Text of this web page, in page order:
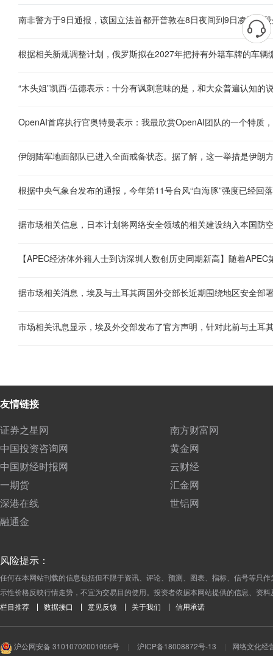
南非警方于9日通报，该国立法首都开普敦在8日夜间到9日凌晨时
市场相关讯息显示，埃及外交部发布了官方声明，针对此前与土耳
友情链接
证券之星网
南方财富网
中国投资咨询网
黄金网
中国财经时报网
云财经
一期货
汇金网
深港在线
世铝网
融通金
风险提示：
任何在本网站刊载的信息包括但不限于资讯、评论、预测、图表、指标、信号等只
示性价格反映行情走势，不宜为交易目的使用。投资者依据本网站提供的信息、资
栏目推荐
数据接口 意见反馈 关于我们 信用承诺
沪公网安备 31010702001056号 | 沪ICP备18008872号-13 |
网络文化经